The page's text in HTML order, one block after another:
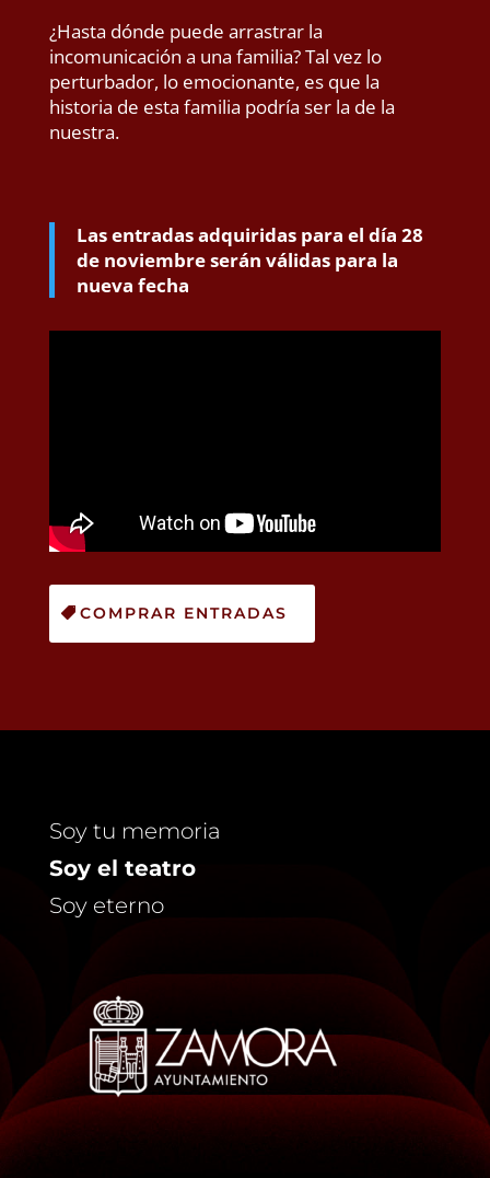
¿Hasta dónde puede arrastrar la
incomunicación a una familia? Tal vez lo
perturbador, lo emocionante, es que la
historia de esta familia podría ser la de la
nuestra.
Las entradas adquiridas para el día 28
de noviembre serán válidas para la
nueva fecha
COMPRAR ENTRADAS
Soy tu memoria
Soy el teatro
Soy eterno